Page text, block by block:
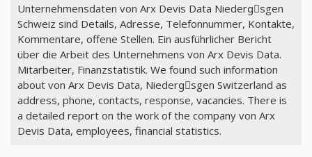
Unternehmensdaten von Arx Devis Data Niedergِsgen
Schweiz sind Details, Adresse, Telefonnummer, Kontakte,
Kommentare, offene Stellen. Ein ausführlicher Bericht
über die Arbeit des Unternehmens von Arx Devis Data.
Mitarbeiter, Finanzstatistik. We found such information
about von Arx Devis Data, Niedergِsgen Switzerland as
address, phone, contacts, response, vacancies. There is
a detailed report on the work of the company von Arx
Devis Data, employees, financial statistics.